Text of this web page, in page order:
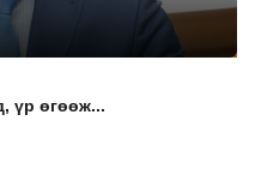
үр өгөөж...